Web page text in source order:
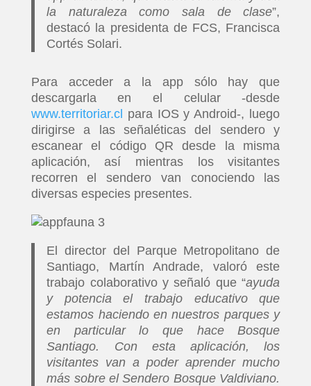
la naturaleza como sala de clase”,
destacó la presidenta de FCS, Francisca
Cortés Solari.
Para acceder a la app sólo hay que
descargarla en el celular -desde
www.territoriar.cl para IOS y Android-, luego
dirigirse a las señaléticas del sendero y
escanear el código QR desde la misma
aplicación, así mientras los visitantes
recorren el sendero van conociendo las
diversas especies presentes.
El director del Parque Metropolitano de
Santiago, Martín Andrade, valoró este
trabajo colaborativo y señaló que “ayuda
y potencia el trabajo educativo que
estamos haciendo en nuestros parques y
en particular lo que hace Bosque
Santiago. Con esta aplicación, los
visitantes van a poder aprender mucho
más sobre el Sendero Bosque Valdiviano.